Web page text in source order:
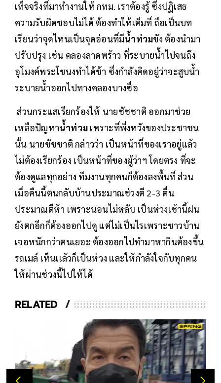
เท็จจริงที่มาทำงานให้ กทม. เราต้องรู้ ซึ่งปฏิเสธ
ความรับผิดชอบไม่ได้ ต้องทำให้เต็มที่ ถือเป็นบท
เรียนว่าจุดไหนเป็นจุดอ่อนที่มีน้ำท่วมขัง ต้องนำมา
ปรับปรุง เช่น คลองลาดพร้าว ที่ระบายน้ำไปจนถึง
อุโมงค์พระโขนงทำได้ช้า ซึ่งกำลังคิดอยู่ว่าจะสูบน้ำ
ระบายน้ำออกไปทางคลองบางซื่อ
ส่วนกระแสเรียกร้องให้ นายชัชชาติ ออกมาช่วย
เหลือปัญหาน้ำท่วม เพราะที่พึ่งหวังของประชาชน
นั้น นายชัชชาติ กล่าวว่า เป็นหน้าที่ของเราอยู่แล้ว
ไม่ต้องเรียกร้อง เป็นหน้าที่ของผู้ว่าฯ โดยตรง ที่จะ
ต้องดูแลทุกอย่าง ทีมงานทุกคนก็ต้องลงพื้นที่ ส่วน
เมื่อคืนนี้ตนกลับบ้านประมาณช่วงตี 2-3 ตื่น
ประมาณตีห้า เพราะนอนไม่หลับ เป็นห่วงเช้านี้ฝน
ยังตกอีกก็ต้องออกไปดู แต่ไม่เป็นไรเพราะชาวบ้าน
เจอหนักกว่าตนเยอะ ต้องออกไปทำมาหากินต้องขึ้น
รถเมล์ เห็นเเล้วก็เป็นห่วง และให้กำลังใจกับทุกคน
ให้ผ่านช่วงนี้ไปให้ได้
RELATED